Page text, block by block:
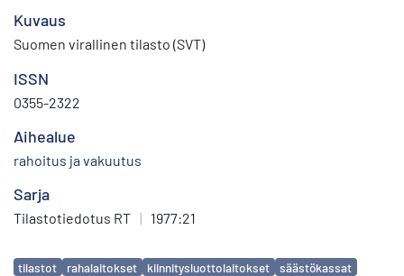
Kuvaus
Suomen virallinen tilasto (SVT)
ISSN
0355-2322
Aihealue
rahoitus ja vakuutus
Sarja
Tilastotiedotus RT | 1977:21
Avainsanat
tilastot rahalaitokset kiinnitysluottolaitokset säästökassat